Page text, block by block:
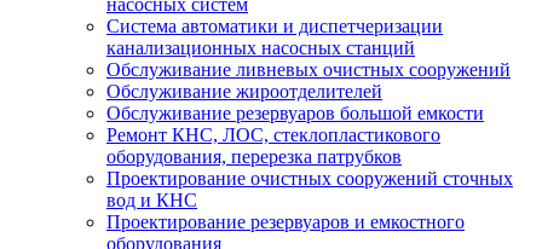
насосных систем
Система автоматики и диспетчеризации
канализационных насосных станций
Обслуживание ливневых очистных сооружений
Обслуживание жироотделителей
Обслуживание резервуаров большой емкости
Ремонт КНС, ЛОС, стеклопластикового
оборудования, перерезка патрубков
Проектирование очистных сооружений сточных
вод и КНС
Проектирование резервуаров и емкостного
оборудования